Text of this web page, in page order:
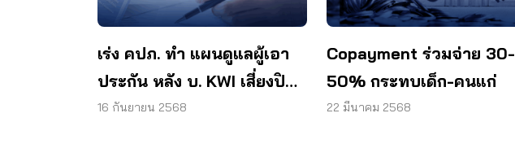
เร่ง คปภ. ทำ แผนดูแลผู้เอา
ประกัน หลัง บ. KWI เสี่ยงปิด
กิจการ
16 กันยายน 2568
Copayment ร่วมจ่าย 30-
50% กระทบเด็ก-คนแก่
22 มีนาคม 2568